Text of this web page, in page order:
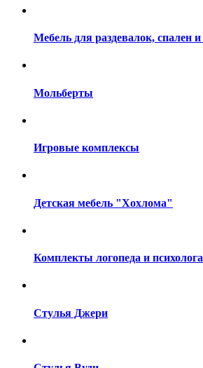
Мебель для раздевалок, спален
Мольберты
Игровые комплексы
Детская мебель "Хохлома"
Комплекты логопеда и психолога
Стулья Джери